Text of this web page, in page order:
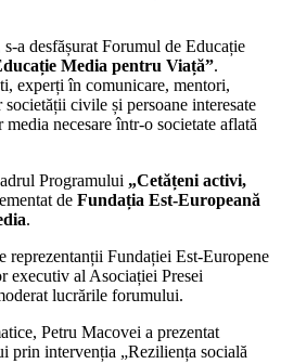
a desfășurat Forumul de Educație
Media pentru Viață”.
experți în comunicare, mentori,
civile și persoane interesate
necesare într-o societate aflată
Programului „Cetățeni activi,
de Fundația Est-Europeană
.
reprezentanții Fundației Est-Europene
executiv al Asociației Presei
lucrările forumului.
Petru Macovei a prezentat
prin intervenția „Reziliența socială